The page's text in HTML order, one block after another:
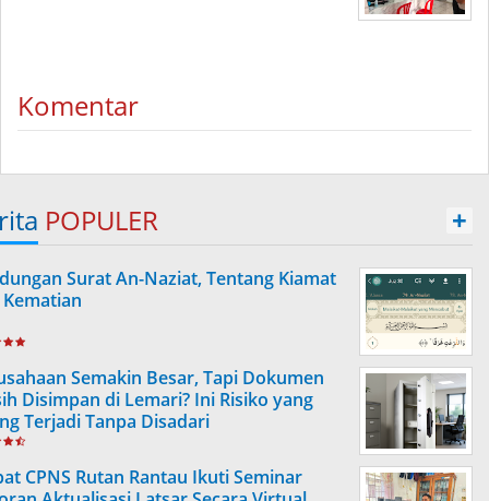
Komentar
POPULER +
Surat An-Naziat, Tentang Kiamat
Semakin Besar, Tapi Dokumen
Disimpan di Lemari? Ini Risiko yang
Terjadi Tanpa Disadari
CPNS Rutan Rantau Ikuti Seminar